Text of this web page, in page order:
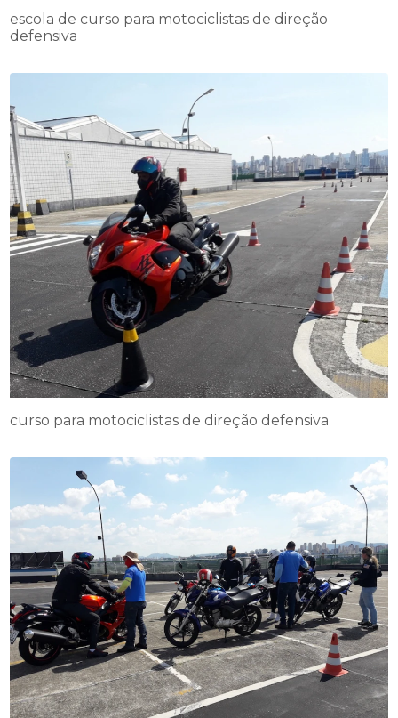
escola de curso para motociclistas de direção
defensiva
curso para motociclistas de direção defensiva